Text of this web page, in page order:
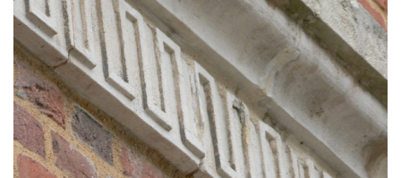
Façade en colombages Normandie